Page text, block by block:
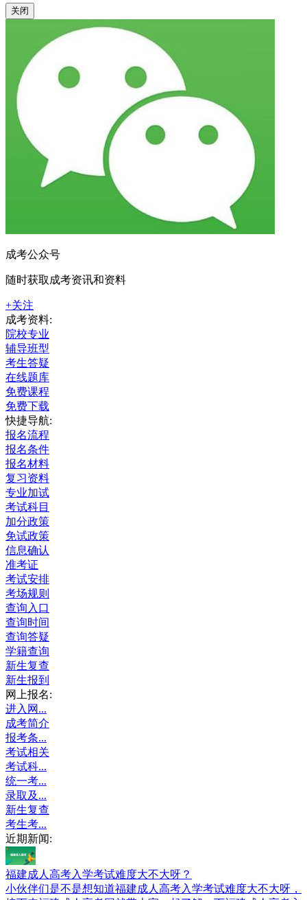
关闭
成考公众号
随时获取成考资讯和资料
+关注
成考资料:
院校专业
辅导班型
考生答疑
在线题库
免费课程
免费下载
快捷导航:
报名流程
报名条件
报名材料
复习资料
专业加试
考试科目
加分政策
免试政策
信息确认
准考证
考试安排
考场规则
查询入口
查询时间
查询答疑
学籍查询
新生复查
新生报到
网上报名:
进入网...
成考简介
报考条...
考试相关
考试科...
统一考...
录取及...
新生复查
考生考...
近期新闻:
福建成人高考入学考试难度大不大呀？
小伙伴们是不是想知道福建成人高考入学考试难度大不大呀，